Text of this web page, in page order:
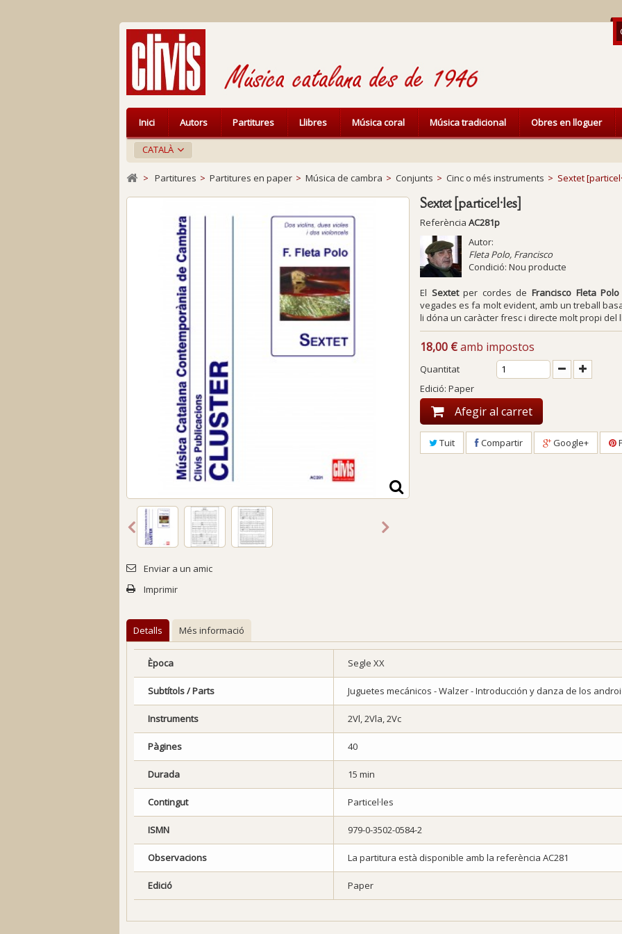
CATALÀ
Inici Autors Partitures Llibres Música coral Música tradicional Obres en lloguer
> Partitures > Partitures en paper > Música de cambra > Conjunts > Cinc o més instruments > Sextet
Enviar a un amic
Imprimir
Sextet [particel·les]
Referència AC281p
Autor:
Fleta Polo, Francisco
Condició: Nou producte
El Sextetper cordes deFrancisco Fleta Polo
vegades es fa molt evident, amb un treball
li dóna un caràcter fresc i directe molt propi del
18,00 €amb impostos
Quantitat
Edició: Paper
Afegir al carret
Tuit Compartir Google+
Detalls Més informació
Època Segle XX
Subtítols / Parts Juguetes mecánicos - Walzer - Introducción y danza de los
Instruments 2Vl, 2Vla, 2Vc
Pàgines 40
Durada 15 min
Contingut Particel·les
ISMN 979-0-3502-0584-2
Observacions La partitura està disponible amb la referència AC281
Edició Paper